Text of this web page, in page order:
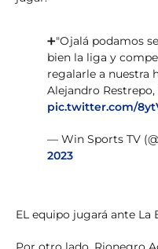
➕"Ojalá podamos
bien la liga y
regalarle a nuestra
Alejandro
pic.twitter.com/
— Win Sports TV
2023
EL equipo jugará ante